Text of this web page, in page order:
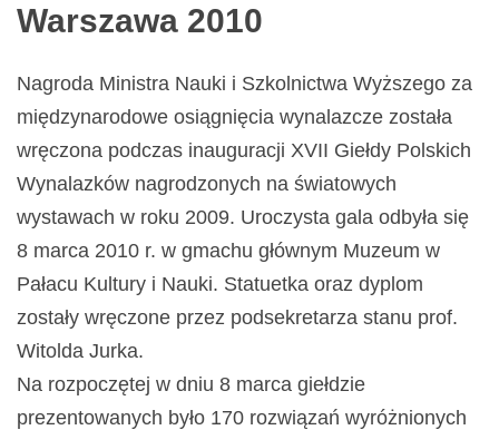
Warszawa 2010
Nagroda Ministra Nauki i Szkolnictwa Wyższego za
międzynarodowe osiągnięcia wynalazcze została
wręczona podczas inauguracji XVII Giełdy Polskich
Wynalazków nagrodzonych na światowych
wystawach w roku 2009. Uroczysta gala odbyła się
8 marca 2010 r. w gmachu głównym Muzeum w
Pałacu Kultury i Nauki. Statuetka oraz dyplom
zostały wręczone przez podsekretarza stanu prof.
Witolda Jurka.
Na rozpoczętej w dniu 8 marca giełdzie
prezentowanych było 170 rozwiązań wyróżnionych